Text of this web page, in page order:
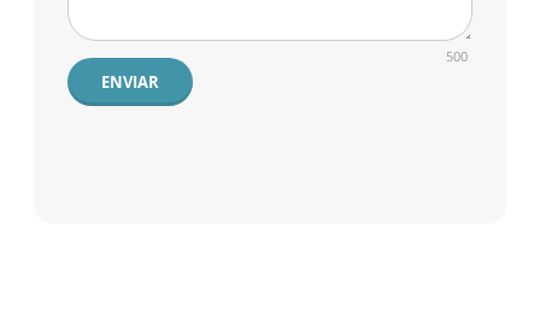
500
ENVIAR